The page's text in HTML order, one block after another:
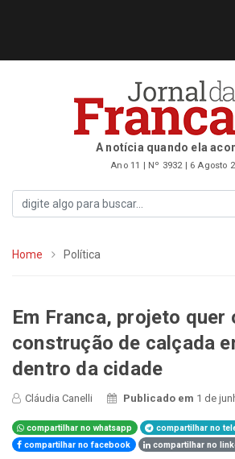
A notícia quando ela
Ano 11 | Nº 3932 | 6 Agosto
Home Política
Em Franca, projeto quer
construção de calçada
dentro da cidade
Cláudia Canelli Publicado em 1 de
compartilhar no whatsapp
compartilhar no
compartilhar no facebook
compartilhar no